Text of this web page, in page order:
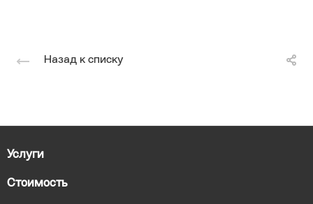
Назад к списку
Услуги
Стоимость